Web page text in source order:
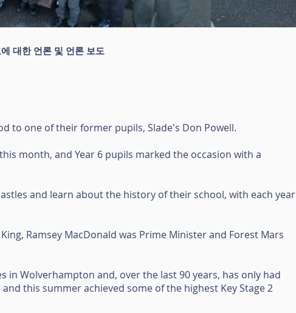
대한 언론 및 언론 보도
to one of their former pupils, Slade's Don Powell.
month, and Year 6 pupils marked the occasion with a
and learn about the history of their school, with each year
Ramsey MacDonald was Prime Minister and Forest Mars
Wolverhampton and, over the last 90 years, has only had
this summer achieved some of the highest Key Stage 2